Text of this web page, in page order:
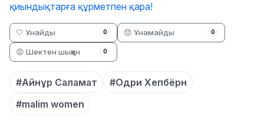
қиындықтарға құрметпен қара!
🤍 Ұнайды 0 😞 Ұнамайды 0
😡 Шектен шыққан 0
#Айнұр Саламат
#Одри Хепбёрн
#malim women